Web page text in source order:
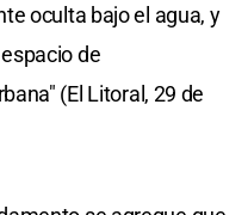
oculta bajo el agua, y
de
(El Litoral, 29 de